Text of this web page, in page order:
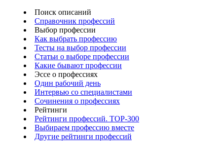
Поиск описаний
Справочник профессий
Выбор профессии
Как выбрать профессию
Тесты на выбор профессии
Статьи о выборе профессии
Какие бывают профессии
Эссе о профессиях
Один рабочий день
Интервью со специалистами
Сочинения о профессиях
Рейтинги
Рейтинги профессий. TOP-300
Выбираем профессию вместе
Другие рейтинги профессий